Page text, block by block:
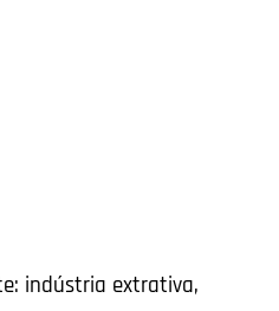
indústria extrativa,